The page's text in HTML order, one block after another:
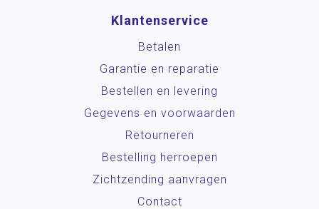
Klantenservice
Betalen
Garantie en reparatie
Bestellen en levering
Gegevens en voorwaarden
Retourneren
Bestelling herroepen
Zichtzending aanvragen
Contact